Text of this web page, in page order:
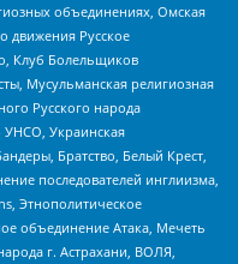
объединениях, Омская
движения Русское
Клуб Болельщиков
Мусульманская религиозная
Русского народа
УНСО, Украинская
Братство, Белый Крест,
последователей инглиизма,
Этнополитическое
объединение Атака, Мечеть
г. Астрахани, ВОЛЯ,